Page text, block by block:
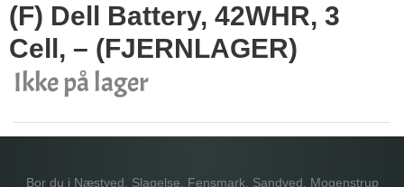
(F) Dell Battery, 42WHR, 3
Cell, – (FJERNLAGER)
Ikke på lager
Bor du i Næstved, Slagelse, Fensmark, Sandved, Mogenstrup